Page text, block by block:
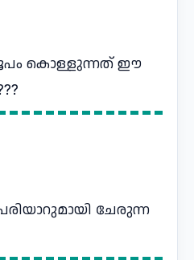
രൂപം കൊള്ളുന്നത് ഈ
ചേരുന്ന